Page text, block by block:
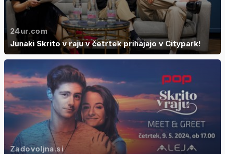
24ur.com
Junaki Skrito v raju v četrtek prihajajo v Citypark!
Zadovoljna.si